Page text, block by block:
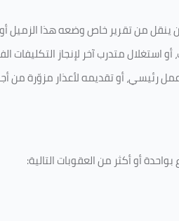
من تقرير خاص وضعه هذا الزميل
متدرب آخر لإنجاز التكليفات
رئيسي، أو تقديمه لأعذار مزوّرة من
أو أكثر من العقوبات التالية: